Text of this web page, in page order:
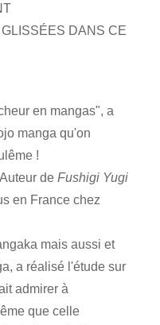
DANS CE
en mangas", a
manga qu'on
!
de Fushigi Yugi
en France chez
mais aussi et
a réalisé l'étude sur
admirer à
que celle